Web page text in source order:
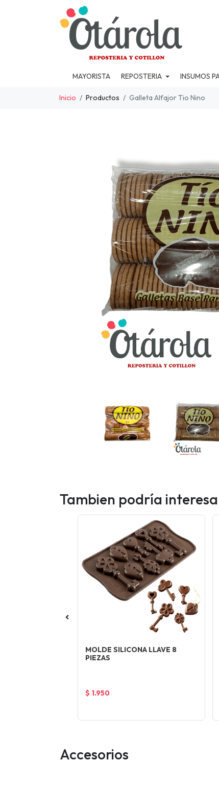
MAYORISTA REPOSTERIA INSUMOS
Inicio Productos Galleta Alfajor Tio Nino
Tambien podría
MOLDE SILICONA LLAVE 8
PIEZAS
$ 1.950
Accesorios